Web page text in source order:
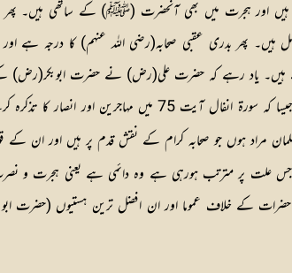
اور ہجرت میں بھی آنحضرت (ﷺ) کے ساتھی ہیں۔ پھر
ہیں۔ پھر بدری عقبی صحابہ(رضی الله عنهم) کا درجہ
ہیں۔ یاد رہے کہ حضرت علی(رض) نے حضرت ابوبکر(رض)
ہوں جو صحابہ کرام کے نقش قدم پر ہیں اور ان کے
علت پر مترتب ہورہی ہے وہ دائمی ہے یعنی ہجرت و
ان حضرات کے خلاف عموما اور ان افضل ترین ہستیوں